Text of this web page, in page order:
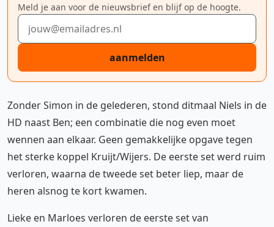
Meld je aan voor de nieuwsbrief en blijf op de hoogte.
E-mailadres
aanmelden
Zonder Simon in de gelederen, stond ditmaal Niels in de
HD naast Ben; een combinatie die nog even moet
wennen aan elkaar. Geen gemakkelijke opgave tegen
het sterke koppel Kruijt/Wijers. De eerste set werd ruim
verloren, waarna de tweede set beter liep, maar de
heren alsnog te kort kwamen.
Lieke en Marloes verloren de eerste set van